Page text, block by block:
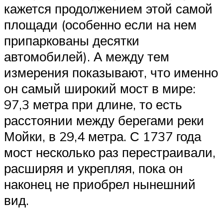
кажется продолжением этой самой
площади (особенно если на нем
припаркованы десятки
автомобилей). А между тем
измерения показывают, что именно
он самый широкий мост в мире:
97,3 метра при длине, то есть
расстоянии между берегами реки
Мойки, в 29,4 метра. С 1737 года
мост несколько раз перестраивали,
расширяя и укрепляя, пока он
наконец не приобрел нынешний
вид.